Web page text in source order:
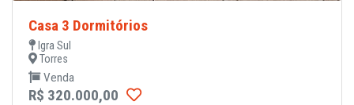
Casa 3 Dormitórios
Igra Sul
Torres
Venda
R$ 320.000,00